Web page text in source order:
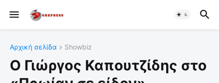
Αρχική σελίδα Showbiz
Ο Γιώργος Καπουτζίδης στο